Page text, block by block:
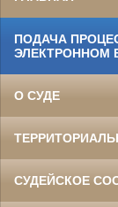
ПОДАЧА
ЭЛЕКТРОННОМ
О СУДЕ
СУДЕЙСКОЕ